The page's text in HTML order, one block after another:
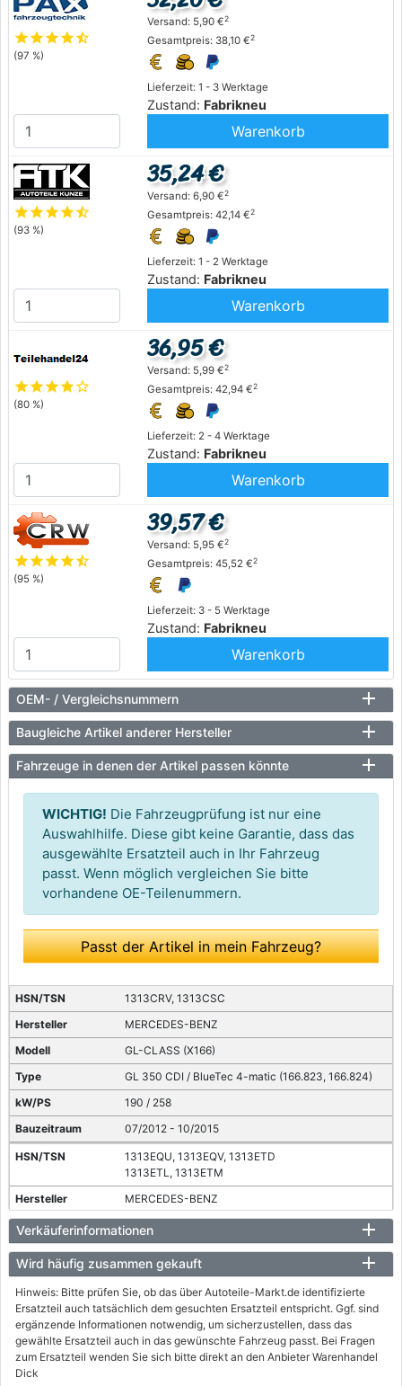
starstarstarstarstar_half
(97 %)
Lieferzeit: 1 - 3 Werktage
Zustand: Fabrikneu
Versand: 5,90 €2
Gesamtpreis: 38,10 €2
Warenkorb
starstarstarstarstar_half
(93 %)
Lieferzeit: 1 - 2 Werktage
Zustand: Fabrikneu
35,24 €
Versand: 6,90 €2
Gesamtpreis: 42,14 €2
Warenkorb
starstarstarstarstar_outline
(80 %)
Lieferzeit: 2 - 4 Werktage
Zustand: Fabrikneu
36,95 €
Versand: 5,99 €2
Gesamtpreis: 42,94 €2
Warenkorb
starstarstarstarstar_half
(95 %)
Lieferzeit: 3 - 5 Werktage
Zustand: Fabrikneu
39,57 €
Versand: 5,95 €2
Gesamtpreis: 45,52 €2
Warenkorb
OEM- / Vergleichsnummern
Baugleiche Artikel anderer Hersteller
Fahrzeuge in denen der Artikel passen könnte
WICHTIG! Die Fahrzeugprüfung ist nur eine
Auswahlhilfe. Diese gibt keine Garantie, dass das
ausgewählte Ersatzteil auch in Ihr Fahrzeug
passt. Wenn möglich vergleichen Sie bitte
vorhandene OE-Teilenummern.
Passt der Artikel in mein Fahrzeug?
1313CRV, 1313CSC
MERCEDES-BENZ
GL-CLASS (X166)
GL 350 CDI / BlueTec 4-matic (166.823, 166.824)
190 / 258
07/2012 - 10/2015
1313EQU, 1313EQV, 1313ETD
1313ETL, 1313ETM
MERCEDES-BENZ
GLE (W166)
350 d 4-matic (166.024)
190 / 258
04/2015 - 10/2018
1313EQU, 1313EQV
MERCEDES-BENZ
Verkäuferinformationen
Wird häufig zusammen gekauft
Hinweis: Bitte prüfen Sie, ob das über Autoteile-Markt.de identifizierte
Ersatzteil auch tatsächlich dem gesuchten Ersatzteil entspricht. Ggf. sind
ergänzende Informationen notwendig, um sicherzustellen, dass das
gewählte Ersatzteil auch in das gewünschte Fahrzeug passt. Bei Fragen
zum Ersatzteil wenden Sie sich bitte direkt an den Anbieter Warenhandel
Dick